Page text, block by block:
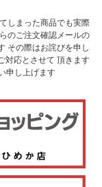
しまった商品でも実際
のご注文確認メールの
その際はお詫びを申し
対応とさせて 頂きます
申し上げます